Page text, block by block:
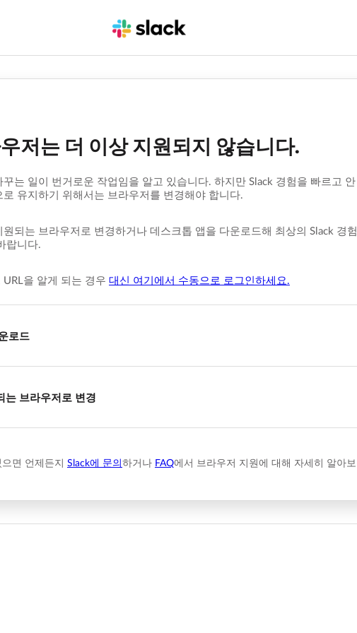
저는 더 이상 지원되지 않습니다.
꾸는 일이 번거로운 작업임을 알고 있습니다. 하지만 Slack 경험을 빠르고 안
로 유지하기 위해서는 브라우저를 변경해야 합니다.
원되는 브라우저로 변경하거나 데스크톱 앱을 다운로드해 최상의 Slack 경험
랍니다.
을 알게 되는 경우 대신 여기에서 수동으로 로그인하세요.
로드
는 브라우저로 변경
면 언제든지 Slack에 문의 하거나 FAQ에서 브라우저 지원에 대해 자세히 알아보